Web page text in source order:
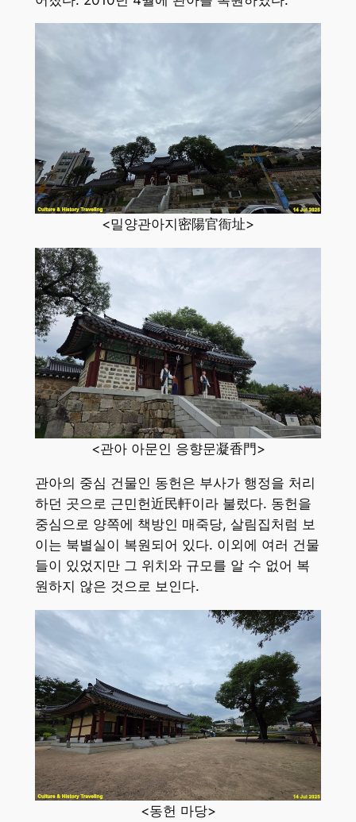
<밀양관아지密陽官衙址>
<관아 아문인 응향문凝香門>
관아의 중심 건물인 동헌은 부사가 행정을 처리
하던 곳으로 근민헌近民軒이라 불렀다. 동헌을
중심으로 양쪽에 책방인 매죽당, 살림집처럼 보
이는 북별실이 복원되어 있다. 이외에 여러 건물
들이 있었지만 그 위치와 규모를 알 수 없어 복
원하지 않은 것으로 보인다.
<동헌 마당>